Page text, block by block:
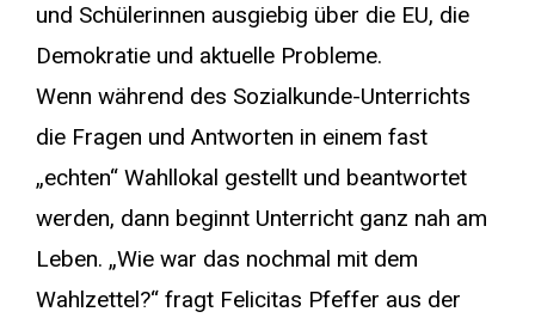
und Schülerinnen ausgiebig über die EU, die
Demokratie und aktuelle Probleme.
Wenn während des Sozialkunde-Unterrichts
die Fragen und Antworten in einem fast
„echten“ Wahllokal gestellt und beantwortet
werden, dann beginnt Unterricht ganz nah am
Leben. „Wie war das nochmal mit dem
Wahlzettel?“ fragt Felicitas Pfeffer aus der